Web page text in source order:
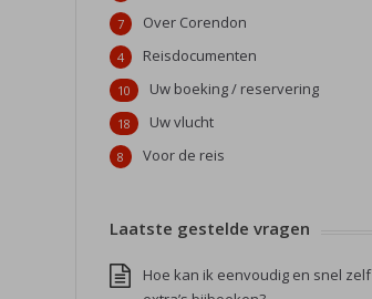
Over Corendon
7
Reisdocumenten
4
Uw boeking / reservering
10
Uw vlucht
18
Voor de reis
8
Laatste gestelde vragen
Hoe kan ik eenvoudig en snel zelf